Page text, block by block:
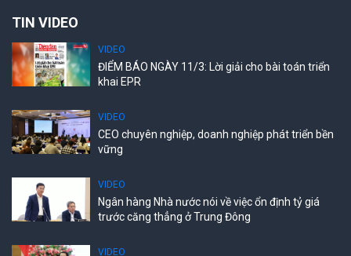
TIN VIDEO
VIDEO
ĐIỂM BÁO NGÀY 11/3: Lời giải cho bài toán triển
khai EPR
VIDEO
CEO chuyên nghiệp, doanh nghiệp phát triển bền
vững
VIDEO
Ngân hàng Nhà nước nói về việc ổn định tỷ giá
trước căng thẳng ở Trung Đông
VIDEO